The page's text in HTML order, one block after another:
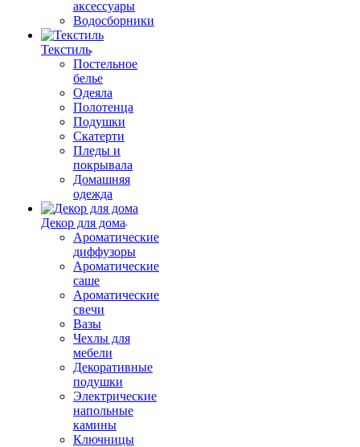
аксессуары
Водосборники
Текстиль
Постельное
белье
Одеяла
Полотенца
Подушки
Скатерти
Пледы и
покрывала
Домашняя
одежда
Декор для дома
Ароматические
диффузоры
Ароматические
саше
Ароматические
свечи
Вазы
Чехлы для
мебели
Декоративные
подушки
Электрические
напольные
камины
Ключницы